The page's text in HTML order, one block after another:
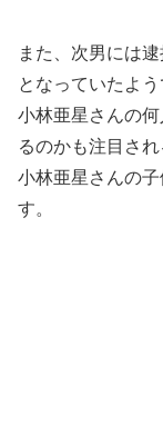
また、次男には
となっていたよ
小林亜星さんの
るのかも注目さ
小林亜星さんの
す。